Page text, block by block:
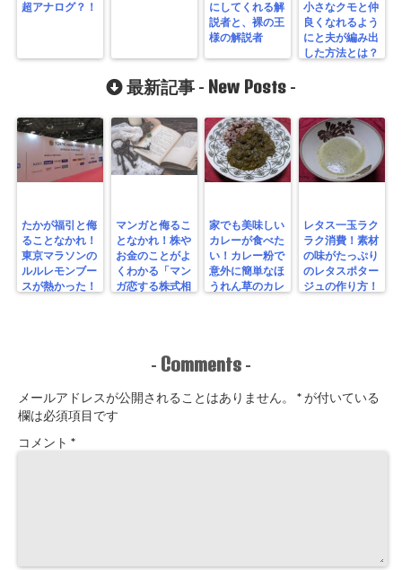
超アナログ？！
にしてくれる解
説者と、裸の王
様の解説者
小さなクモと仲
良くなれるよう
にと夫が編み出
した方法とは？
最新記事 - New Posts -
たかが福引と侮
ることなかれ！
東京マラソンの
ルルレモンブー
スが熱かった！
マンガと侮るこ
となかれ！株や
お金のことがよ
くわかる「マン
ガ恋する株式相
家でも美味しい
カレーが食べた
い！カレー粉で
意外に簡単なほ
うれん草のカレ
レタス一玉ラク
ラク消費！素材
の味がたっぷり
のレタスポター
ジュの作り方！
- Comments -
メールアドレスが公開されることはありません。 *が付いている
欄は必須項目です
コメント *